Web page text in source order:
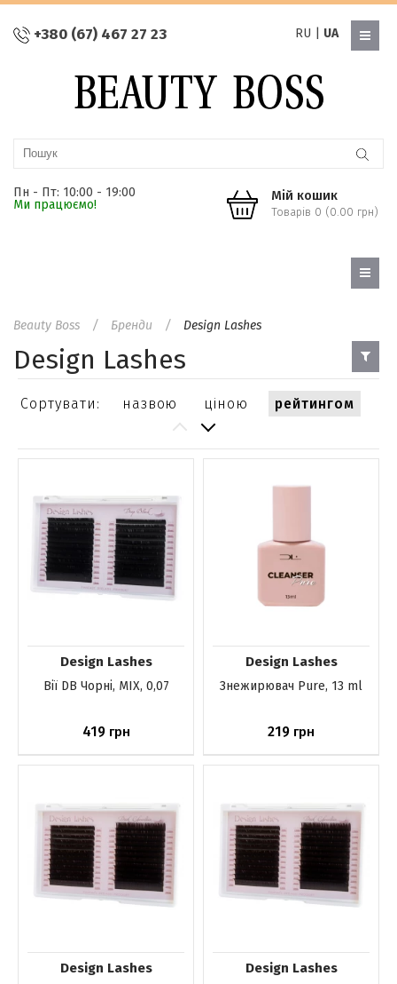
+380 (67) 467 27 23 RU UA
Пн - Пт: 10:00 - 19:00
Ми працюємо!
Мій кошик
Товарів 0 (0.00 грн)
Beauty Boss Бренди Design Lashes
Design Lashes
Сортувати: назвою ціною рейтингом
Design Lashes
Вії DB Чорні, MIX, 0,07
419грн
Design Lashes
Знежирювач Pure, 13 ml
219 грн
Design Lashes Design Lashes